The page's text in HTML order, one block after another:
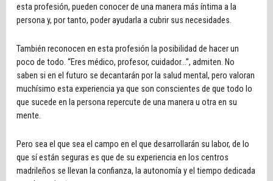
esta profesión, pueden conocer de una manera más íntima a la
persona y, por tanto, poder ayudarla a cubrir sus necesidades.
También reconocen en esta profesión la posibilidad de hacer un
poco de todo. “Eres médico, profesor, cuidador…”, admiten. No
saben si en el futuro se decantarán por la salud mental, pero valoran
muchísimo esta experiencia ya que son conscientes de que todo lo
que sucede en la persona repercute de una manera u otra en su
mente.
Pero sea el que sea el campo en el que desarrollarán su labor, de lo
que sí están seguras es que de su experiencia en los centros
madrileños se llevan la confianza, la autonomía y el tiempo dedicada